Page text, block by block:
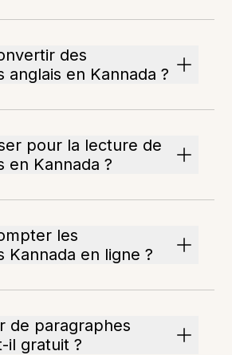
des
anglais en Kannada ?
pour la lecture de
en Kannada ?
les
Kannada en ligne ?
de paragraphes
il gratuit ?